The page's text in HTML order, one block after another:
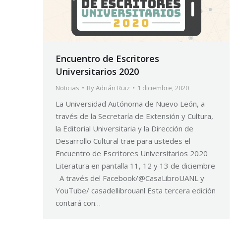
Encuentro de Escritores
Universitarios 2020
Noticias ByAdrián Ruiz 1 diciembre, 2020
La Universidad Autónoma de Nuevo León, a
través de la Secretaría de Extensión y Cultura,
la Editorial Universitaria y la Dirección de
Desarrollo Cultural trae para ustedes el
Encuentro de Escritores Universitarios 2020
Literatura en pantalla 11, 12 y 13 de diciembre
A través del Facebook/@CasaLibroUANL y
YouTube/ casadellibrouanl Esta tercera edición
contará con…